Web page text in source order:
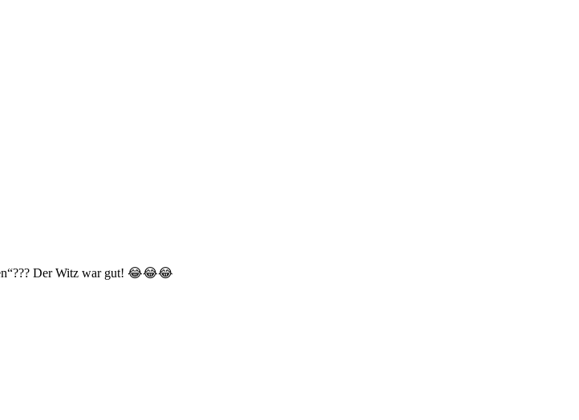
Der Witz war gut! 😂😂😂